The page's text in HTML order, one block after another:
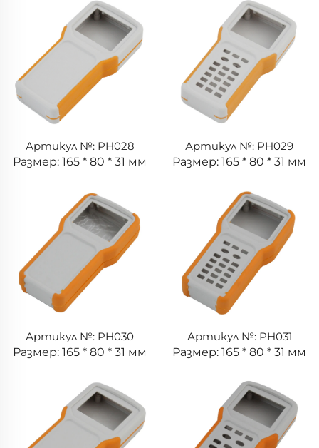
Артикул №: PH028
Размер: 165 * 80 * 31 мм
Артикул №: PH029
Размер: 165 * 80 * 31 мм
Артикул №: PH030
Размер: 165 * 80 * 31 мм
Артикул №: PH031
Размер: 165 * 80 * 31 мм